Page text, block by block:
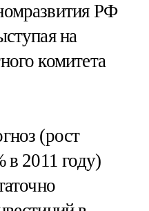
РФ
на
комитета
(рост
в 2011 году)